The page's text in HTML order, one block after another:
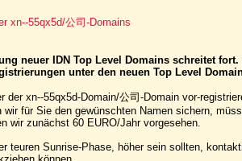
xn--55qx5d/公司-Domains
neuer IDN Top Level Domains schreitet
unter den neuen Top Level
der xn--55qx5d-Domain/公司-Domain vor-
für Sie den gewünschten Namen sichern,
wir zunächst 60 EURO/Jahr vorgesehen.
teuren Sunrise-Phase, höher sein sollten,